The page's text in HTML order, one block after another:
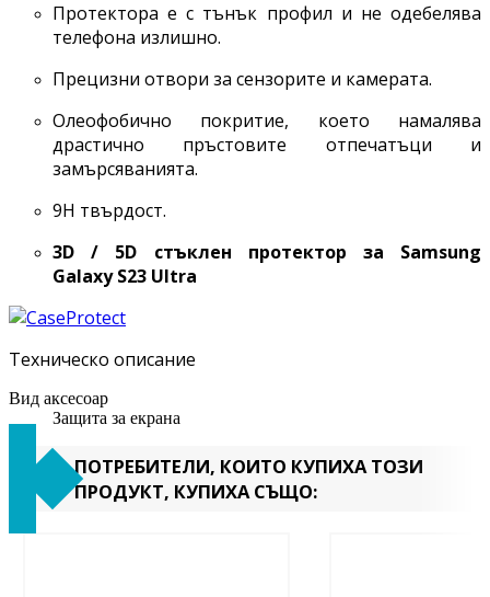
Протектора е с тънък профил и не одебелява
телефона излишно.
Прецизни отвори за сензорите и камерата.
Олеофобично покритие, което намалява
драстично пръстовите отпечатъци и
замърсяванията.
9H твърдост.
3D / 5D стъклен протектор за Samsung
GalaxyS23 Ultra
Техническо описание
Вид аксесоар
Защита за екрана
ПОТРЕБИТЕЛИ, КОИТО КУПИХА ТОЗИ
ПРОДУКТ, КУПИХА СЪЩО: